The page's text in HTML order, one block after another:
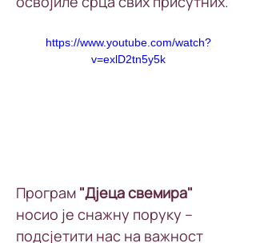
https://www.youtube.com/watch?
v=exlD2tn5y5k
Програм "Дјеца свемира"
носио је снажну поруку –
подсјетити нас на важност